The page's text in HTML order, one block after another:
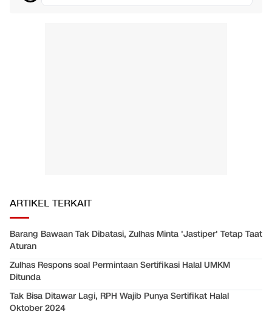
ARTIKEL TERKAIT
Barang Bawaan Tak Dibatasi, Zulhas Minta 'Jastiper' Tetap Taat
Aturan
Zulhas Respons soal Permintaan Sertifikasi Halal UMKM
Ditunda
Tak Bisa Ditawar Lagi, RPH Wajib Punya Sertifikat Halal
Oktober 2024